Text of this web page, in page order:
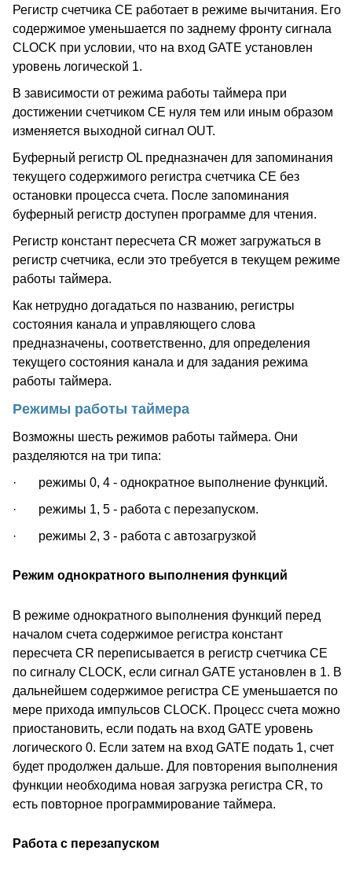
Регистр счетчика CE работает в режиме вычитания. Его
содержимое уменьшается по заднему фронту сигнала
CLOCK при условии, что на вход GATE установлен
уровень логической 1.
В зависимости от режима работы таймера при
достижении счетчиком CE нуля тем или иным образом
изменяется выходной сигнал OUT.
Буферный регистр OL предназначен для запоминания
текущего содержимого регистра счетчика CE без
остановки процесса счета. После запоминания
буферный регистр доступен программе для чтения.
Регистр констант пересчета CR может загружаться в
регистр счетчика, если это требуется в текущем режиме
работы таймера.
Как нетрудно догадаться по названию, регистры
состояния канала и управляющего слова
предназначены, соответственно, для определения
текущего состояния канала и для задания режима
работы таймера.
Режимы работы таймера
Возможны шесть режимов работы таймера. Они
разделяются на три типа:
· режимы 0, 4 - однократное выполнение функций.
· режимы 1, 5 - работа с перезапуском.
· режимы 2, 3 - работа с автозагрузкой
Режим однократного выполнения функций
В режиме однократного выполнения функций перед
началом счета содержимое регистра констант
пересчета CR переписывается в регистр счетчика CE
по сигналу CLOCK, если сигнал GATE установлен в 1. В
дальнейшем содержимое регистра CE уменьшается по
мере прихода импульсов CLOCK. Процесс счета можно
приостановить, если подать на вход GATE уровень
логического 0. Если затем на вход GATE подать 1, счет
будет продолжен дальше. Для повторения выполнения
функции необходима новая загрузка регистра CR, то
есть повторное программирование таймера.
Работа с перезапуском